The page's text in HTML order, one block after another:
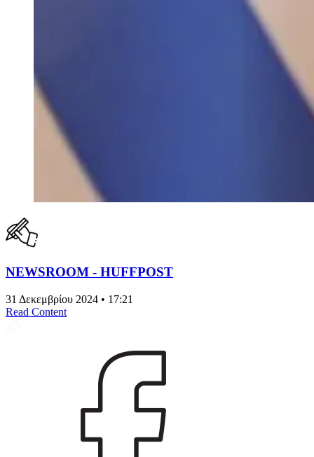
NEWSROOM - HUFFPOST
31 Δεκεμβρίου 2024 • 17:21
Read Content